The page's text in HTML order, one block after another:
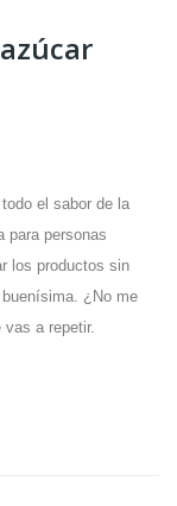
el sabor de la
para personas
los productos sin
¿No me
vas a repetir.